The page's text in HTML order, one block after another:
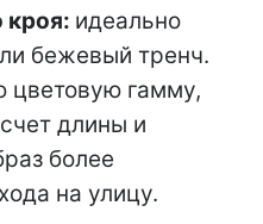
кроя: идеально
бежевый тренч.
цветовую гамму,
длины и
более
на улицу.